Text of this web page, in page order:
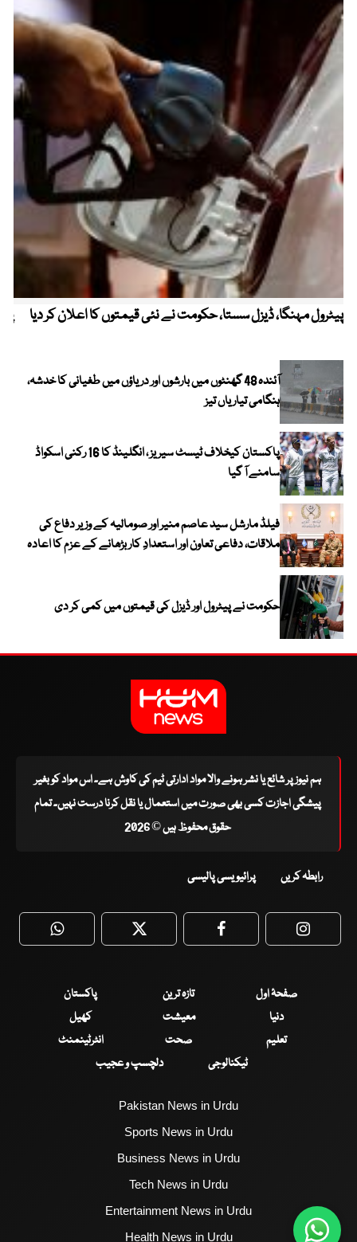
پیٹرول مہنگا، ڈیزل سستا، حکومت نے نئی قیمتوں کا اعلان کر دیا
آئندہ 48 گھنٹوں میں بارشوں اور دریاؤں میں طغیانی کا خدشہ،
ہنگامی تیاریاں تیز
پاکستان کیخلاف ٹیسٹ سیریز ، انگلینڈ کا 16 رکنی اسکواڈ
سامنے آ گیا
فیلڈ مارشل سید عاصم منیر اور صومالیہ کے وزیر دفاع کی
ملاقات، دفاعی تعاون اور استعدادِ کار بڑھانے کے عزم کا اعادہ
حکومت نے پیٹرول اور ڈیزل کی قیمتوں میں کمی کر دی
ہم نیوز پر شائع یا نشر ہونے والا مواد ادارتی ٹیم کی کاوش ہے۔ اس مواد کو بغیر
پیشگی اجازت کسی بھی صورت میں استعمال یا نقل کرنا درست نہیں۔ تمام
حقوق محفوظ ہیں © 2026
رابطہ کریں پرائیویسی پالیسی
WhatsApp Twitter Facebook
صفحۂ اول تازہ ترین
پاکستان
دنیا
معیشت
کھیل
تعلیم
صحت
انٹرٹینمنٹ
ٹیکنالوجی
دلچسپ و عجیب
Pakistan News in Urdu
Sports News in Urdu
Business News in Urdu
Tech News in Urdu
Entertainment News in Urdu
Health News in Urdu